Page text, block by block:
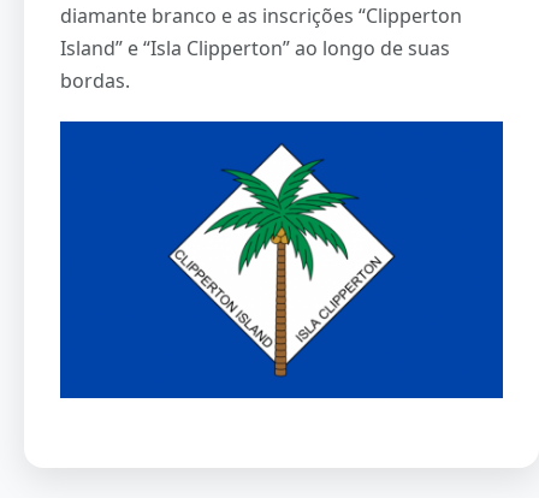
diamante branco e as inscrições “Clipperton
Island” e “Isla Clipperton” ao longo de suas
bordas.